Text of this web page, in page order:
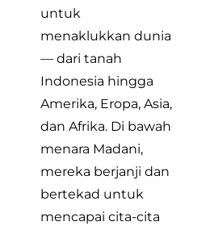
untuk
menaklukkan dunia
— dari tanah
Indonesia hingga
Amerika, Eropa, Asia,
dan Afrika. Di bawah
menara Madani,
mereka berjanji dan
bertekad untuk
mencapai cita-cita